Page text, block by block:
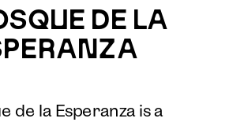
DE LA
de la Esperanza is a